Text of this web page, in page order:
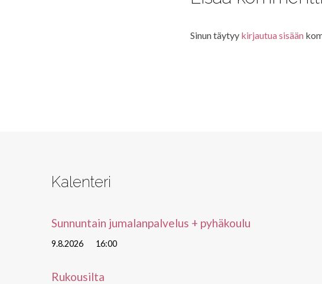
Sinun täytyy kirjautua sisään
Kalenteri
Sunnuntain jumalanpalvelus + pyhäkoulu
9.8.2026 16:00
Rukousilta